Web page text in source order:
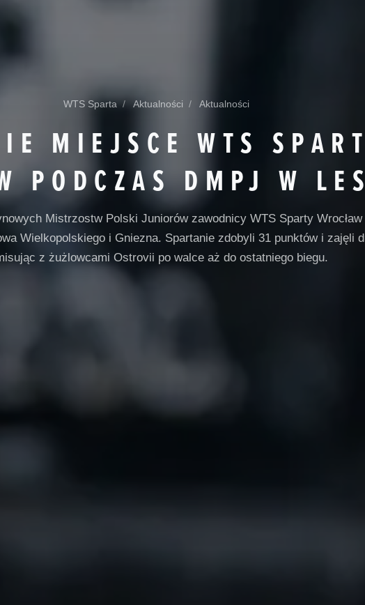
WTS Sparta Aktualności Aktualności
MIEJSCE WTS
PODCZAS DMPJ W
Mistrzostw Polski Juniorów zawodnicy WTS Sparty
Wielkopolskiego i Gniezna. Spartanie zdobyli 31 punktów i zajęli
z żużlowcami Ostrovii po walce aż do ostatniego biegu.